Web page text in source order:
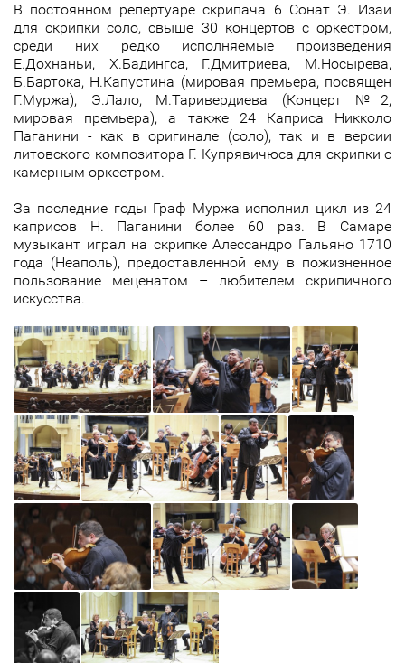
В постоянном репертуаре скрипача 6 Сонат Э. Изаи
для скрипки соло, свыше 30 концертов с оркестром,
среди них редко исполняемые произведения
Е.Дохнаньи, Х.Бадингса, Г.Дмитриева, М.Носырева,
Б.Бартока, Н.Капустина (мировая премьера, посвящен
Г.Муржа), Э.Лало, М.Таривердиева (Концерт №2,
мировая премьера), а также 24 Каприса Никколо
Паганини - как в оригинале (соло), так и в версии
литовского композитора Г. Купрявичюса для скрипки с
камерным оркестром.
За последние годы Граф Муржа исполнил цикл из 24
каприсов Н. Паганини более 60 раз. В Самаре
музыкант играл на скрипке Алессандро Гальяно 1710
года (Неаполь), предоставленной ему в пожизненное
пользование меценатом – любителем скрипичного
искусства.